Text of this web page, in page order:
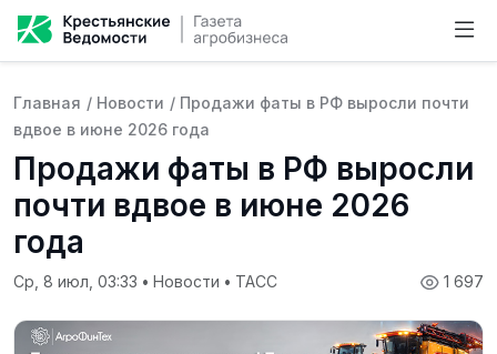
Главная / Новости / Продажи фаты в РФ выросли почти
вдвое в июне 2026 года
Продажи фаты в РФ выросли
почти вдвое в июне 2026
года
1 697
Ср, 8 июл, 03:33 • Новости • ТАСС